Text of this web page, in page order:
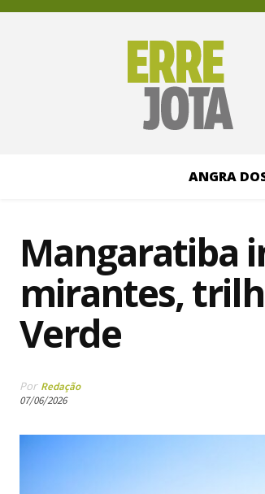
ANGRA
Mangaratiba
mirantes,
Verde
Por Redação
07/06/2026